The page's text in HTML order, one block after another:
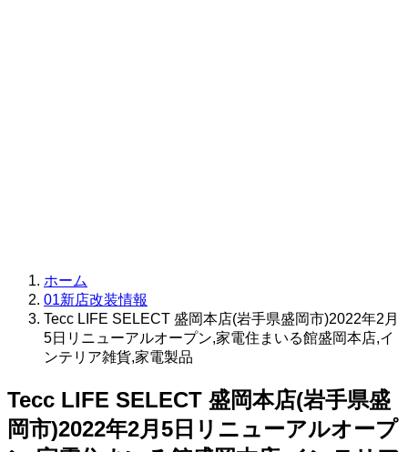
ホーム
01新店改装情報
Tecc LIFE SELECT 盛岡本店(岩手県盛岡市)2022年2月
5日リニューアルオープン,家電住まいる館盛岡本店,イ
ンテリア雑貨,家電製品
Tecc LIFE SELECT 盛岡本店(岩手県盛
岡市)2022年2月5日リニューアルオープ